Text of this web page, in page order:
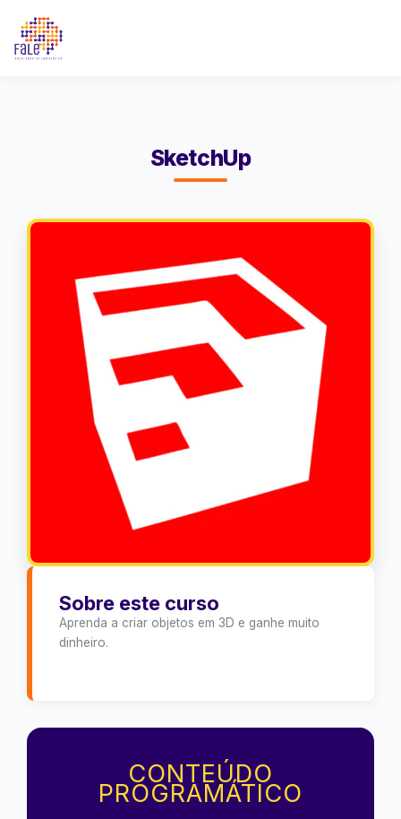
SketchUp
Sobre este curso
Aprenda a criar objetos em 3D e ganhe muito
dinheiro.
CONTEÚDO
PROGRAMÁTICO